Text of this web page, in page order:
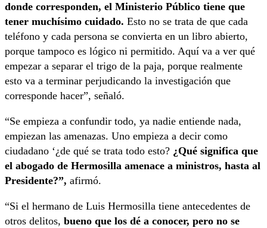
donde corresponden, el Ministerio Público tiene que
tener muchísimo cuidado. Esto no se trata de que cada
teléfono y cada persona se convierta en un libro abierto,
porque tampoco es lógico ni permitido. Aquí va a ver qué
empezar a separar el trigo de la paja, porque realmente
esto va a terminar perjudicando la investigación que
corresponde hacer”, señaló.
“Se empieza a confundir todo, ya nadie entiende nada,
empiezan las amenazas. Uno empieza a decir como
ciudadano ‘¿de qué se trata todo esto? ¿Qué significa que
el abogado de Hermosilla amenace a ministros, hasta al
Presidente?”, afirmó.
“Si el hermano de Luis Hermosilla tiene antecedentes de
otros delitos, bueno que los dé a conocer, pero no se